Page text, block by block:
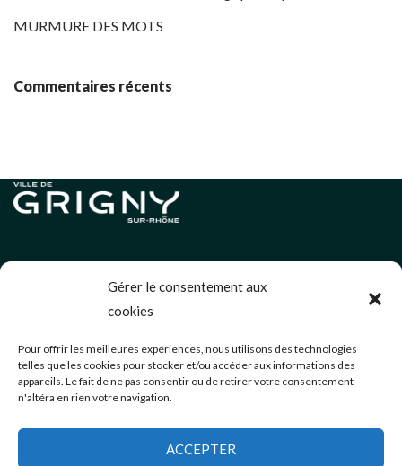
Gérer le consentement aux
cookies
Pour offrir les meilleures expériences, nous utilisons des technologies
telles que les cookies pour stocker et/ou accéder aux informations des
appareils. Le fait de ne pas consentir ou de retirer votre consentement
n'altéra en rien votre navigation.
ACCEPTER
MURMURE DES MOTS
Commentaires récents
Politique de cookies (UE)
Éditions précédentes
04 72 49 52 49